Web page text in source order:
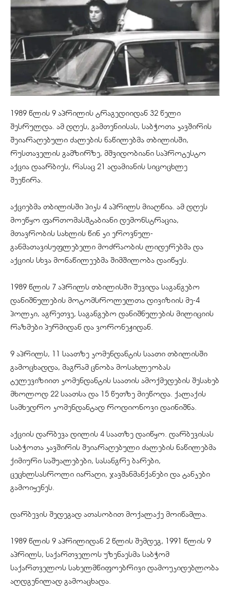
1989 წლის 9 აპრილის ტრაგედიიდან 32 წელი
შესრულდა. ამ დღეს, გამთენიისას, საბჭოთა კავშირის
შეიარაღებული ძალების ნაწილებმა თბილისში,
რუსთაველის გამზირზე, მშვიდობიანი საპროტესტო
აქცია დაარბიეს, რასაც 21 ადამიანის სიცოცხლე
შეეწირა.
აქციებმა თბილისში პიკს 4 აპრილს მიაღწია. ამ დღეს
მოეწყო ფართომასშტაბიანი დემონსტრაცია,
მთავრობის სახლის წინ კი ეროვნულ-
განმათავისუფლებელი მოძრაობის ლიდერებმა და
აქციის სხვა მონაწილეებმა შიმშილობა დაიწყეს.
1989 წლის 7 აპრილს თბილისში შევიდა საგანგებო
დანიშნულების მოტომსროლელთა დივიზიის მე-4
პოლკი, აგრეთვე, საგანგებო დანიშნულების მილიციის
რაზმები პერმიდან და ვორონეჟიდან.
9 აპრილს, 11 საათზე კომენდანტის საათი თბილისში
გამოცხადდა, მაგრამ ცნობა მოსახლეობას
ტელევიზიით კომენდანტის საათის ამოქმედების შესახებ
მხოლოდ 22 საათსა და 15 წუთზე მიეწოდა. ქალაქის
სამხედრო კომენდანტად როდიონოვი დაინიშნა.
აქციის დარბევა დილის 4 საათზე დაიწყო. დარბევისას
საბჭოთა კავშირის შეიარაღებული ძალების ნაწილებმა
ქიმიური საშუალებები, სასანგრე ბარები,
ცეცხლსასროლი იარაღი, ჯავშანმანქანები და ტანკები
გამოიყენეს.
დარბევის შედეგად ათასობით მოქალაქე მოიწამლა.
1989 წლის 9 აპრილიდან 2 წლის შემდეგ, 1991 წლის 9
აპრილს, საქართველოს უზენაესმა საბჭომ
საქართველოს სახელმწიფოებრივი დამოუკიდებლობა
აღდგენილად გამოაცხადა.